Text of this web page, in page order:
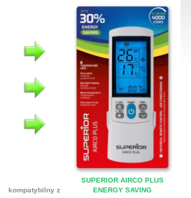
kompatybilny z
SUPERIOR AIRCO PLUS
ENERGY SAVING